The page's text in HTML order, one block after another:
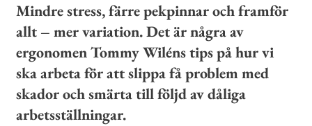
Mindre stress, färre pekpinnar och framför
allt – mer variation. Det är några av
ergonomen Tommy Wiléns tips på hur vi
ska arbeta för att slippa få problem med
skador och smärta till följd av dåliga
arbetsställningar.